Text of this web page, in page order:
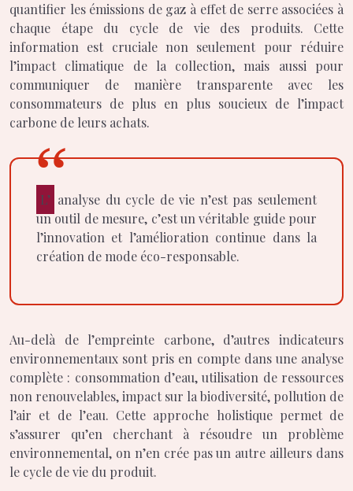
quantifier les émissions de gaz à effet de serre associées à
chaque étape du cycle de vie des produits. Cette
information est cruciale non seulement pour réduire
l’impact climatique de la collection, mais aussi pour
communiquer de manière transparente avec les
consommateurs de plus en plus soucieux de l’impact
carbone de leurs achats.
L’analyse du cycle de vie n’est pas seulement
un outil de mesure, c’est un véritable guide pour
l’innovation et l’amélioration continue dans la
création de mode éco-responsable.
Au-delà de l’empreinte carbone, d’autres indicateurs
environnementaux sont pris en compte dans une analyse
complète : consommation d’eau, utilisation de ressources
non renouvelables, impact sur la biodiversité, pollution de
l’air et de l’eau. Cette approche holistique permet de
s’assurer qu’en cherchant à résoudre un problème
environnemental, on n’en crée pas un autre ailleurs dans
le cycle de vie du produit.